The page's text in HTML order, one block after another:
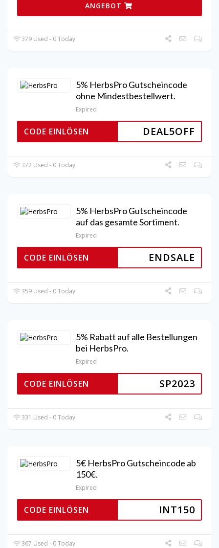
ANGEBOT
379 Used - 0 Today
5% HerbsPro Gutscheincode
ohne Mindestbestellwert.
Expired
DEAL5OFF
CODE EINLÖSEN
372 Used - 0 Today
5% HerbsPro Gutscheincode
auf das gesamte Sortiment.
Expired
ENDSALE
CODE EINLÖSEN
359 Used - 0 Today
5% Rabatt auf alle Bestellungen
bei HerbsPro.
Expired
SP2023
CODE EINLÖSEN
331 Used - 0 Today
5€ HerbsPro Gutscheincode ab
150€.
Expired
INT150
CODE EINLÖSEN
367 Used - 0 Today